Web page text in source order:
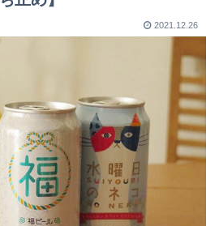
2021.12.26